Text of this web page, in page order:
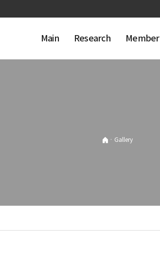
Main Research Member
· Gallery